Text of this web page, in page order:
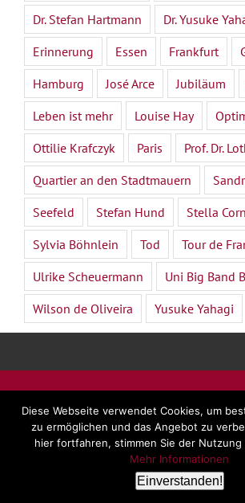
Dr. Stefan Hartmann
Dr. Yusuke
Erinnerung
Essen Frankfurt
Hamburg
José Arce Jubiläum
Leben ist mehr
Louise Hay
Ottilie Krafczyk
Paris
Prof. Dr.
Quartier an den Stadtmauern
Seefeld
Stefan Hund
Stella
Sylvia Böhnlein
Tod Tour de
Ulrike Scheuermann
Uni Big Band
Wilson de Oliveira
Yusuke Yahagi
©2026 - Dr. Beate Forsbach |
Datenschutz
LinkedInFacebookYouTube
E-
Mail
Diese Webseite verwendet Cookies, um
zu ermöglichen und das Angebot zu
hier fortfahren, stimmen Sie der Nutzung
Mehr Informationen
Einverstanden!